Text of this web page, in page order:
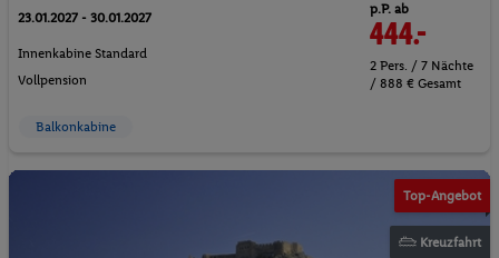
23.01.2027 - 30.01.2027
Innenkabine Standard
Vollpension
p.P. ab
444.-
2 Pers. / 7 Nächte
/ 888 € Gesamt
Balkonkabine
Top-Angebot
Kreuzfahrt